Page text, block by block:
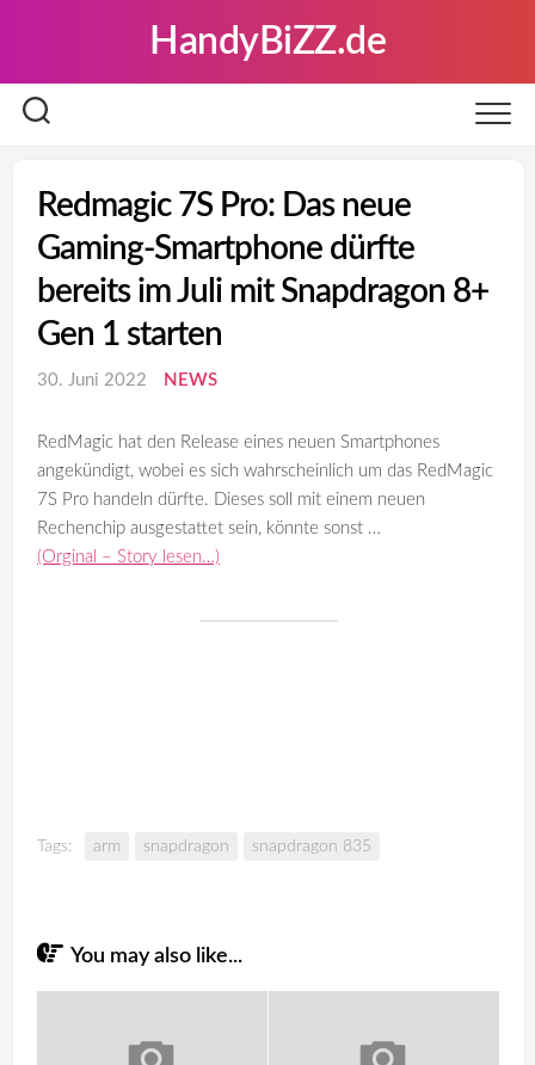
HandyBiZZ.de
Redmagic 7S Pro: Das neue
Gaming-Smartphone dürfte
bereits im Juli mit Snapdragon 8+
Gen 1 starten
30. Juni 2022 NEWS
RedMagic hat den Release eines neuen Smartphones
angekündigt, wobei es sich wahrscheinlich um das RedMagic
7S Pro handeln dürfte. Dieses soll mit einem neuen
Rechenchip ausgestattet sein, könnte sonst …
(Orginal – Story lesen…)
Tags: arm snapdragon snapdragon 835
You may also like...